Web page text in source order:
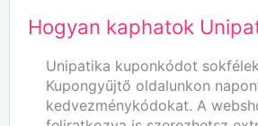
Hogyan kaphatok
Unipatika kuponkódot
Kupongyűjtő oldalunkon
kedvezménykódokat. A